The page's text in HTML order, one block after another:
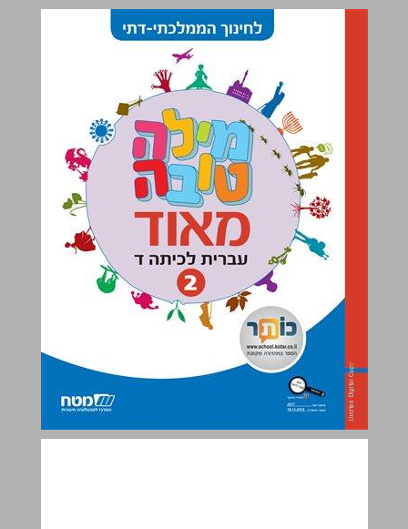
מילה טובה מאוד עברית לכיתה ד 2 לחינוך הממלכתי-דתי ... 0